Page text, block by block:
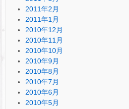
2011年2月
2011年1月
2010年12月
2010年11月
2010年10月
2010年9月
2010年8月
2010年7月
2010年6月
2010年5月